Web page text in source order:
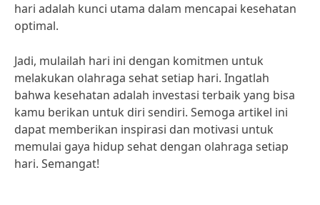
hari adalah kunci utama dalam mencapai kesehatan
optimal.
Jadi, mulailah hari ini dengan komitmen untuk
melakukan olahraga sehat setiap hari. Ingatlah
bahwa kesehatan adalah investasi terbaik yang bisa
kamu berikan untuk diri sendiri. Semoga artikel ini
dapat memberikan inspirasi dan motivasi untuk
memulai gaya hidup sehat dengan olahraga setiap
hari. Semangat!